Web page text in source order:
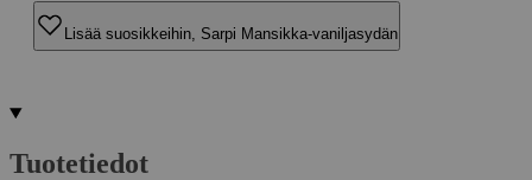
Lisää suosikkeihin, Sarpi Mansikka-vaniljasydän
Tuotetiedot